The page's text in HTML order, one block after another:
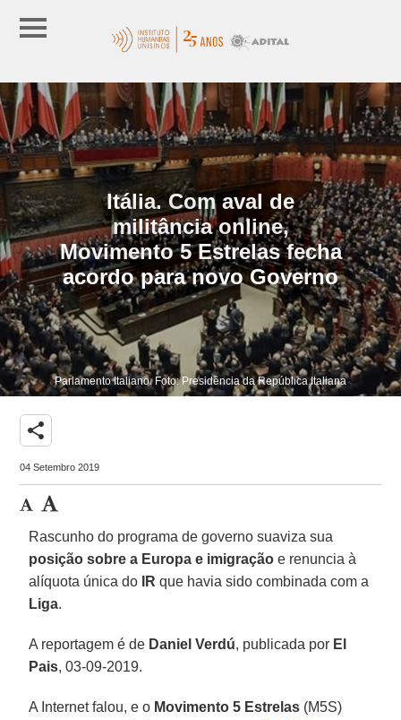
Itália. Com aval de
militância online,
Movimento 5 Estrelas fecha
acordo para novo Governo
Parlamento Italiano. Foto: Presidência da República Italiana
share
04 Setembro 2019
Rascunho do programa de governo suaviza sua
posição sobre a Europa e imigração e renuncia à
alíquota única do
IR que havia sido combinada com a
Liga.
A reportagem é de Daniel Verdú, publicada por El
Pais, 03-09-2019.
A Internet falou, e o Movimento 5 Estrelas (M5S)